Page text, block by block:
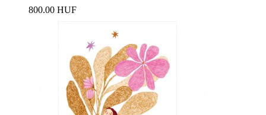
800.00 HUF